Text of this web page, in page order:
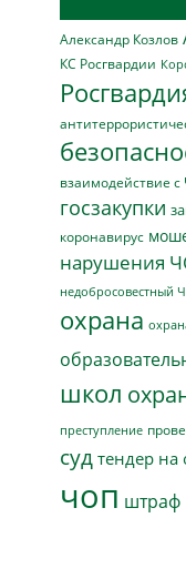
Александр Козлов
КС Росгвардии
взаимодействие
госзакупки
коронавирус
нарушения
недобросовестный
охрана
школ
преступление
суд тендер на
чоп штраф